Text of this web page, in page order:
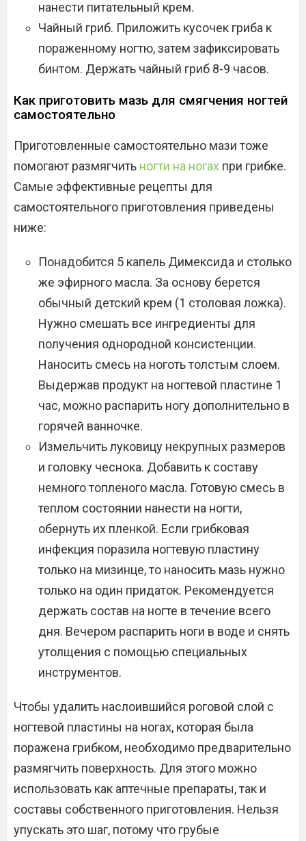
нанести питательный крем.
Чайный гриб. Приложить кусочек гриба к
пораженному ногтю, затем зафиксировать
бинтом. Держать чайный гриб 8-9 часов.
Как приготовить мазь для смягчения ногтей
самостоятельно
Приготовленные самостоятельно мази тоже
помогают размягчить ногти на ногах при грибке.
Самые эффективные рецепты для
самостоятельного приготовления приведены
ниже:
Понадобится 5 капель Димексида и столько
же эфирного масла. За основу берется
обычный детский крем (1 столовая ложка).
Нужно смешать все ингредиенты для
получения однородной консистенции.
Наносить смесь на ноготь толстым слоем.
Выдержав продукт на ногтевой пластине 1
час, можно распарить ногу дополнительно в
горячей ванночке.
Измельчить луковицу некрупных размеров
и головку чеснока. Добавить к составу
немного топленого масла. Готовую смесь в
теплом состоянии нанести на ногти,
обернуть их пленкой. Если грибковая
инфекция поразила ногтевую пластину
только на мизинце, то наносить мазь нужно
только на один придаток. Рекомендуется
держать состав на ногте в течение всего
дня. Вечером распарить ноги в воде и снять
утолщения с помощью специальных
инструментов.
Чтобы удалить наслоившийся роговой слой с
ногтевой пластины на ногах, которая была
поражена грибком, необходимо предварительно
размягчить поверхность. Для этого можно
использовать как аптечные препараты, так и
составы собственного приготовления. Нельзя
упускать это шаг, потому что грубые